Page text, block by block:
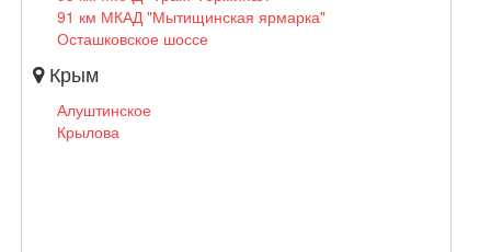
91 км МКАД "Мытищинская ярмарка"
Осташковское шоссе
Крым
Алуштинское
Крылова